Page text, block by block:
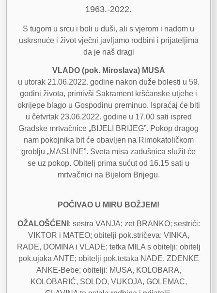
1963.-2022.
S tugom u srcu i boli u duši, ali s vjerom i nadom u
uskrsnuće i život vječni javljamo rodbini i prijateljima
da je naš dragi
VLADO (pok. Miroslava) MUSA
u utorak 21.06.2022. godine nakon duže bolesti u 59.
godini života, primivši Sakrament kršćanske utjehe i
okrijepe blago u Gospodinu preminuo. Ispraćaj će biti
u četvrtak 23.06.2022. godine u 17.00 sati ispred
Gradske mrtvačnice „BIJELI BRIJEG”. Pokop dragog
nam pokojnika bit će obavljen na Rimokatoličkom
groblju „MASLINE”. Sveta misa zadušnica služit će
se uz pokop. Obitelj prima sućut od 16.15 sati u
mrtvačnici na Bijelom Brijegu.
POČIVAO U MIRU BOŽJEM!
OŽALOŠĆENI : sestra VANJA; zet BRANKO; sestrići:
VIKTOR i MATEO; obitelji pok.stričeva: VINKA,
RADE, DOMINA i VLADE; tetka MILA s obitelji; obitelj
pok.ujaka ANTE; obitelji pok.tetaka NADE, ZDENKE
ANKE-Bebe; obitelji: MUSA, KOLOBARA,
KOLOBARIĆ, SOLDO, VUKOJA, GOLEMAC,